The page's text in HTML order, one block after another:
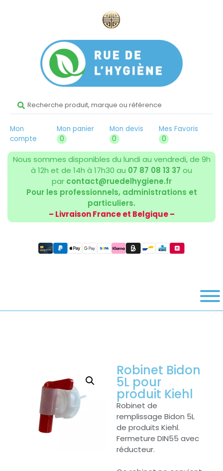
Mon
compte
Mon panier
0
Mon devis
0
Mes Favoris
0
Nous sommes disponibles du lundi au vendredi, de 9h
à 12h et de 14h à 17h30 au 07 87 08 13 37 ou
par contact@ruedelhygiene.fr
Pour les professionnels, administrations et
particuliers.
– Livraison France et Belgique –
Robinet Bidon
5L pour
produit Kiehl
Robinet de
remplissage Bidon 5L
de produits Kiehl.
Fermeture DIN55 avec
réducteur.